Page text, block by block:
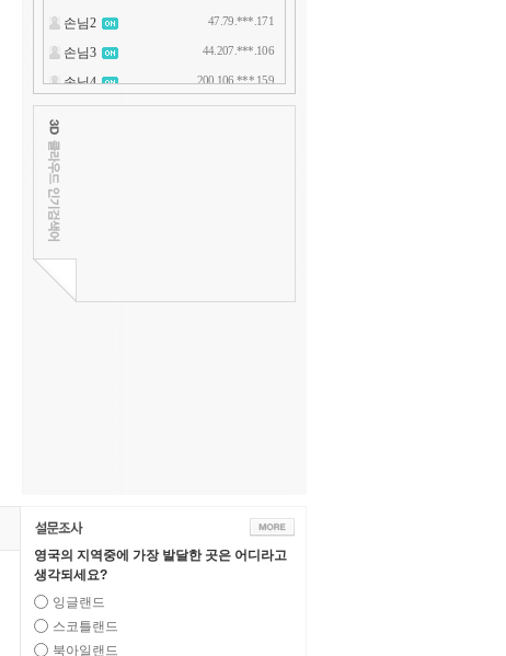
영국의 지역중에 가장 발달한 곳은 어디라고
생각되세요?
잉글랜드
스코틀랜드
북아일랜드